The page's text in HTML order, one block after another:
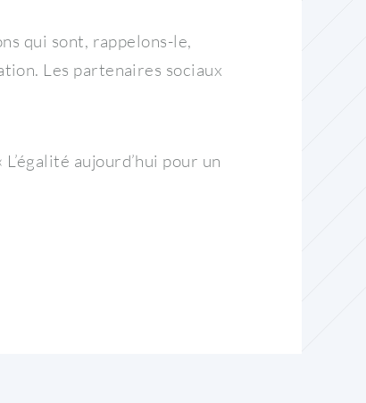
qui sont, rappelons-le,
Les partenaires sociaux
aujourd’hui pour un